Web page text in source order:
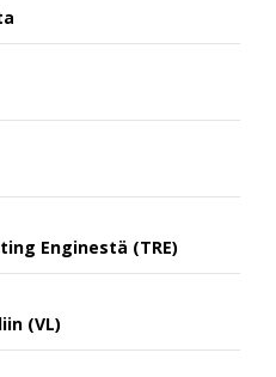
Enginestä (TRE)
(VL)